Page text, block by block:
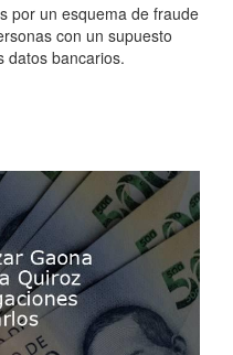
por un esquema de fraude
con un supuesto
datos bancarios.